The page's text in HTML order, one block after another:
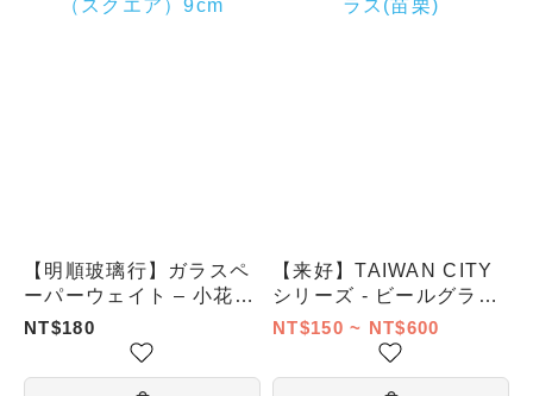
【明順玻璃行】ガラスペ
ーパーウェイト – 小花
（スクエア）9cm
NT$180
【来好】TAIWAN CITY
シリーズ - ビールグラス
(苗栗)
NT$150 ~ NT$600